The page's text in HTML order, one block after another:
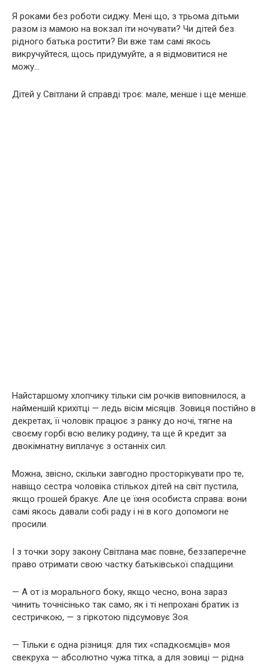
Я роками без роботи сиджу. Мені що, з трьома дітьми
разом із мамою на вокзал іти ночувати? Чи дітей без
рідного батька ростити? Ви вже там самі якось
викручуйтеся, щось придумуйте, а я відмовитися не
можу…
Дітей у Світлани й справді троє: мале, менше і ще менше.
Найстаршому хлопчику тільки сім рочків виповнилося, а
найменшій крихітці — ледь вісім місяців. Зовиця постійно в
декретах, її чоловік працює з ранку до ночі, тягне на
своєму горбі всю велику родину, та ще й кредит за
двокімнатну виплачує з останніх сил.
Можна, звісно, скільки завгодно просторікувати про те,
навіщо сестра чоловіка стількох дітей на світ пустила,
якщо грошей бракує. Але це їхня особиста справа: вони
самі якось давали собі раду і ні в кого допомоги не
просили.
І з точки зору закону Світлана має повне, беззаперечне
право отримати свою частку батьківської спадщини.
— А от із морального боку, якщо чесно, вона зараз
чинить точнісінько так само, як і ті непрохані братик із
сестричкою, — з гіркотою підсумовує Зоя.
— Тільки є одна різниця: для тих «спадкоємців» моя
свекруха — абсолютно чужа тітка, а для зовиці — рідна